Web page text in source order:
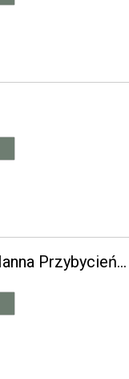
Apteka pod Orłem Mgr Farm. Hanna Przybycień-Zięba, Techn. Farm. Dorota Przybycień